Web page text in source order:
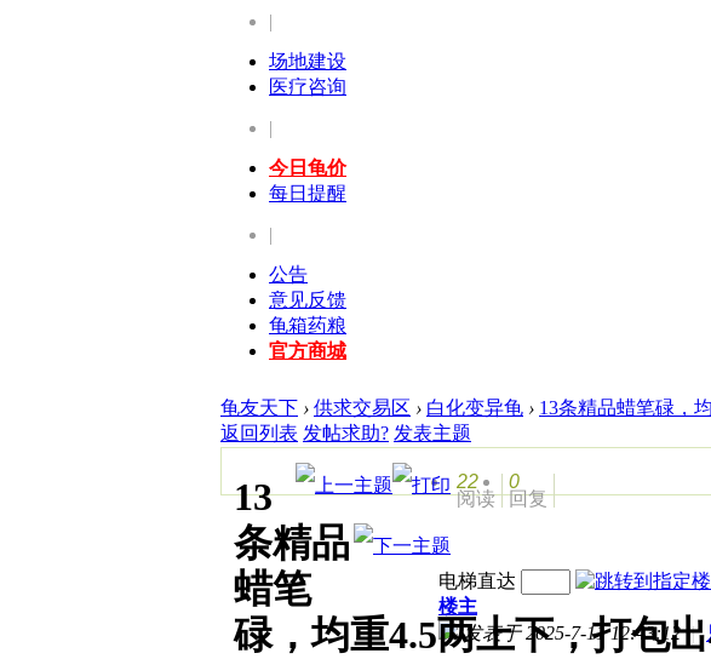
|
场地建设
医疗咨询
|
今日龟价
每日提醒
|
公告
意见反馈
龟箱药粮
官方商城
龟友天下 › 供求交易区 › 白化变异龟 › 13条精品蜡笔碌，
返回列表 发帖求助? 发表主题
22
阅读
0
回复
13
条精品
蜡笔
碌，均重4.5两上下，打包
电梯直达
楼主
发表于 2025-7-11 12:43:12 |